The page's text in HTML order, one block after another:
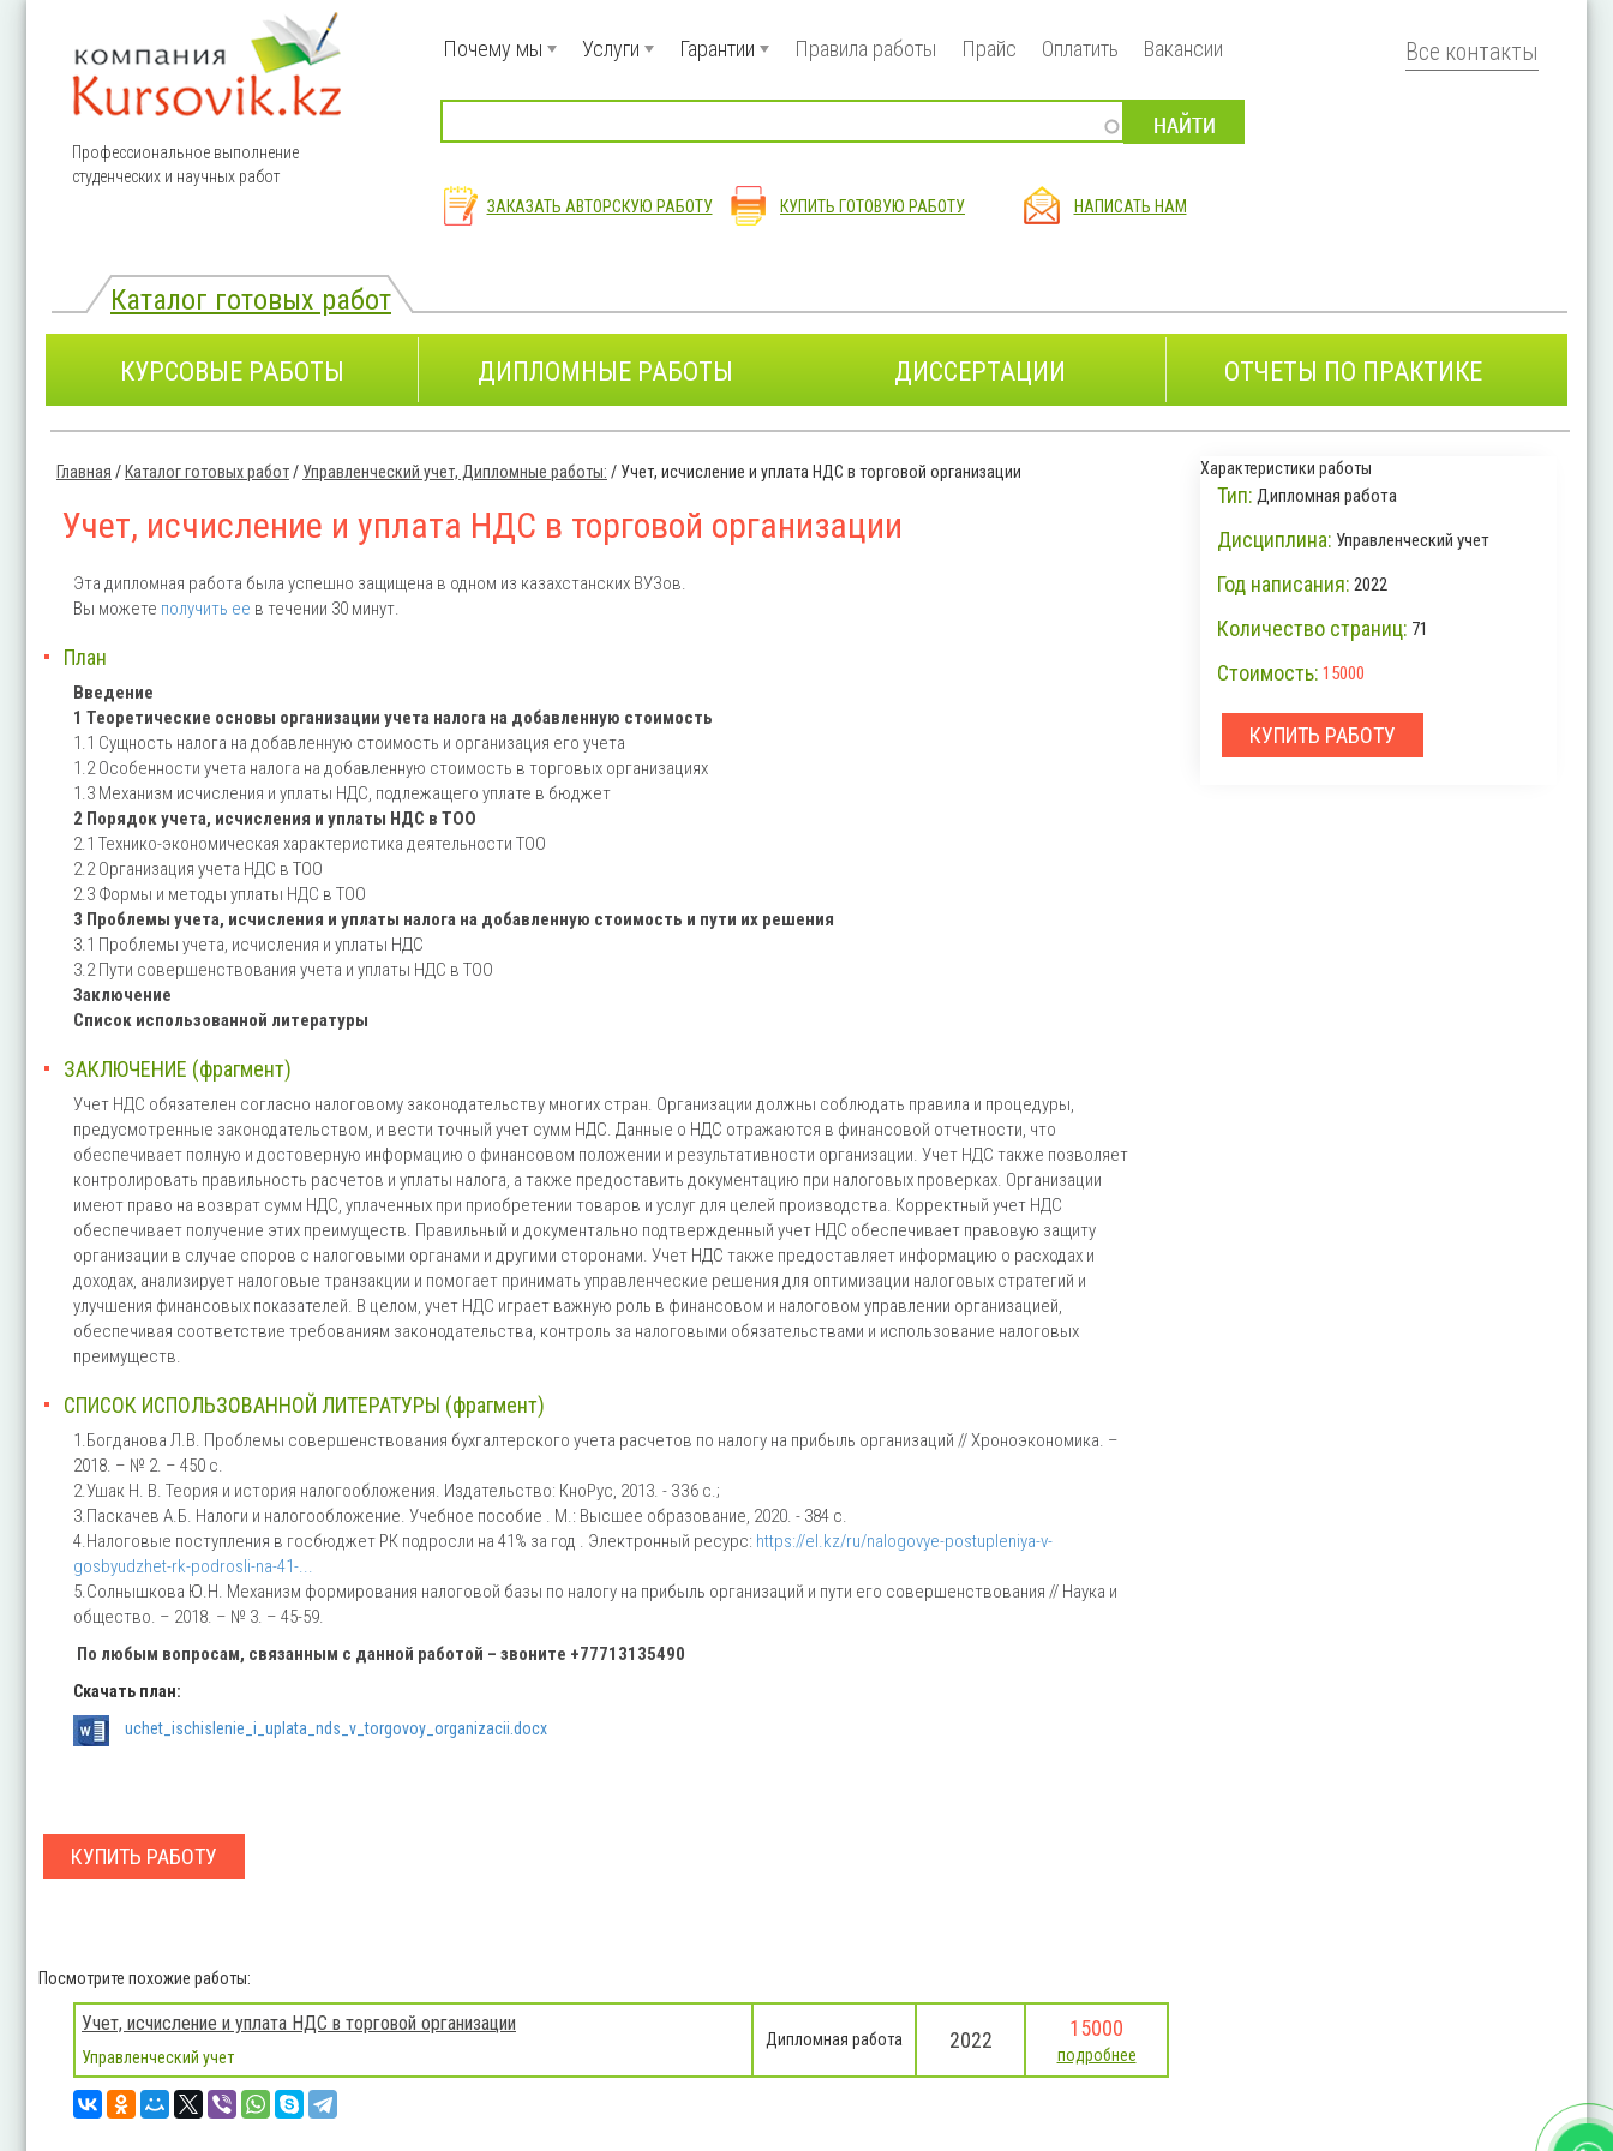
Профессиональное выполнение
студенческих и научных работ
Почему мы Услуги Гарантии Правила работы Прайс Оплатить Вакансии
ЗАКАЗАТЬ АВТОРСКУЮ РАБОТУ КУПИТЬ ГОТОВУЮ РАБОТУ НАПИСАТЬ НАМ
Все контакты
Каталог готовых работ
КУРСОВЫЕ РАБОТЫ ДИПЛОМНЫЕ РАБОТЫ ДИССЕРТАЦИИ ОТЧЕТЫ ПО ПРАКТИКЕ
Главная / Каталог готовых работ/ Управленческий учет, Дипломные работы: / Учет, исчисление и уплата НДС в торговой организации
Учет, исчисление и уплата НДС в торговой организации
Эта дипломная работа была успешно защищена в одном из казахстанских ВУЗов.
Вы можете получить ее в течении 30 минут.
План
Введение
1 Теоретические основы организации учета налога на добавленную стоимость
1.1 Сущность налога на добавленную стоимость и организация его учета
1.2 Особенности учета налога на добавленную стоимость в торговых организациях
1.3 Механизм исчисления и уплаты НДС, подлежащего уплате в бюджет
2 Порядок учета, исчисления и уплаты НДС в ТОО
2.1 Технико-экономическая характеристика деятельности ТОО
2.2 Организация учета НДС в ТОО
2.3 Формы и методы уплаты НДС в ТОО
3 Проблемы учета, исчисления и уплаты налога на добавленную стоимость и пути их решения
3.1 Проблемы учета, исчисления и уплаты НДС
3.2 Пути совершенствования учета и уплаты НДС в ТОО
Заключение
Список использованной литературы
ЗАКЛЮЧЕНИЕ (фрагмент)
Учет НДС обязателен согласно налоговому законодательству многих стран. Организации должны соблюдать правила и процедуры,
предусмотренные законодательством, и вести точный учет сумм НДС. Данные о НДС отражаются в финансовой отчетности, что
обеспечивает полную и достоверную информацию о финансовом положении и результативности организации. Учет НДС также позволяет
контролировать правильность расчетов и уплаты налога, а также предоставить документацию при налоговых проверках. Организации
имеют право на возврат сумм НДС, уплаченных при приобретении товаров и услуг для целей производства. Корректный учет НДС
обеспечивает получение этих преимуществ. Правильный и документально подтвержденный учет НДС обеспечивает правовую защиту
организации в случае споров с налоговыми органами и другими сторонами. Учет НДС также предоставляет информацию о расходах и
доходах, анализирует налоговые транзакции и помогает принимать управленческие решения для оптимизации налоговых стратегий и
улучшения финансовых показателей. В целом, учет НДС играет важную роль в финансовом и налоговом управлении организацией,
обеспечивая соответствие требованиям законодательства, контроль за налоговыми обязательствами и использование налоговых
преимуществ.
СПИСОК ИСПОЛЬЗОВАННОЙ ЛИТЕРАТУРЫ (фрагмент)
1.Богданова Л.В. Проблемы совершенствования бухгалтерского учета расчетов по налогу на прибыль организаций // Хроноэкономика. –
2018. – № 2. – 450 с.
2.Ушак Н. В. Теория и история налогообложения. Издательство: КноРус, 2013. - ЗЗ6 с.;
3.Паскачев А.Б. Налоги и налогообложение. Учебное пособие . М.: Высшее образование, 2020. - 384 с.
4.Налоговые поступления в госбюджет РК подросли на 41% за год . Электронный ресурс: https://el.kz/ru/nalogovye-postupleniya-v-
gosbyudzhet-rk-podrosli-na-41-...
5.Солнышкова Ю.Н. Механизм формирования налоговой базы по налогу на прибыль организаций и пути его совершенствования // Наука и
общество. – 2018. – № 3. – 45-59.
По любым вопросам, связанным с данной работой – звоните +77713135490
Скачать план:
uchet_ischislenie_i_uplata_nds_v_torgovoy_organizacii.docx
КУПИТЬ РАБОТУ
Посмотрите похожие работы:
Учет, исчисление и уплата НДС в торговой организации
Управленческий учет
Дипломная работа 2022 15000
подробнее
Характеристики работы
Тип: Дипломная работа
Дисциплина: Управленческий учет
Год написания: 2022
Количество страниц: 71
Стоимость: 15000
КУПИТЬ РАБОТУ